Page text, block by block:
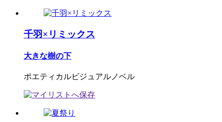
千羽×リミックス
大きな樹の下
ポエティカルビジュアルノベル